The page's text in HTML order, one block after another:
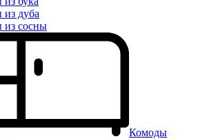
дуба
из сосны
Комоды